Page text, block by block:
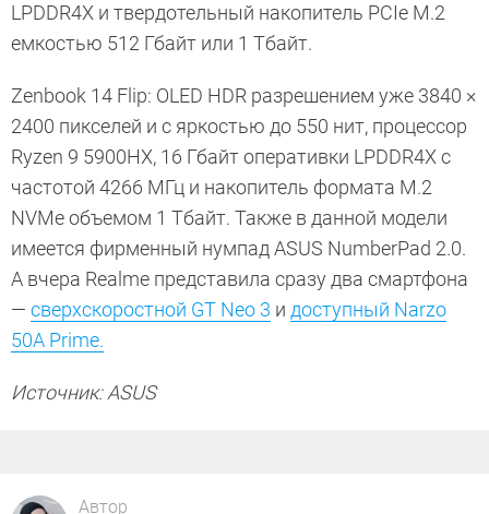
LPDDR4X и твердотельный накопитель PCIe M.2
емкостью 512 Гбайт или 1 Тбайт.
Zenbook 14 Flip: OLED HDR разрешением уже 3840 ×
2400 пикселей и с яркостью до 550 нит, процессор
Ryzen 9 5900HX, 16 Гбайт оперативки LPDDR4X с
частотой 4266 МГц и накопитель формата M.2
NVMe объемом 1 Тбайт. Также в данной модели
имеется фирменный нумпад ASUS NumberPad 2.0.
А вчера Realme представила сразу два смартфона
— сверхскоростной GT Neo 3 и доступный Narzo
50A Prime.
Источник: ASUS
Автор